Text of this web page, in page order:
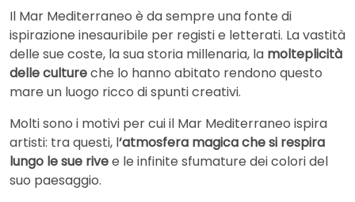
Il Mar Mediterraneo è da sempre una fonte di
ispirazione inesauribile per registi e letterati. La vastità
delle sue coste, la sua storia millenaria, la molteplicità
delle cultureche lo hanno abitato rendono questo
mare un luogo ricco di spunti creativi.
Molti sono i motivi per cui il Mar Mediterraneo ispira
artisti: tra questi, l‘atmosfera magica che si respira
lungo le sue rivee le infinite sfumature dei colori del
suo paesaggio.